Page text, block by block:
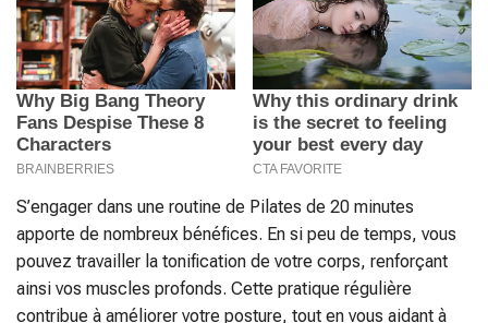
S’engager dans une routine de Pilates de 20 minutes
apporte de nombreux bénéfices. En si peu de temps, vous
pouvez travailler la tonification de votre corps, renforçant
ainsi vos muscles profonds. Cette pratique régulière
contribue à améliorer votre posture, tout en vous aidant à